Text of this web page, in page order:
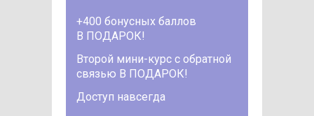
+400 бонусных баллов
В ПОДАРОК!
Доступ навсегда
Второй мини-курс с обратной
связью В ПОДАРОК!